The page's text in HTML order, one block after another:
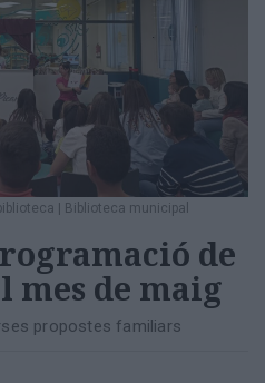
Biblioteca municipal
de
mes de maig
propostes familiars